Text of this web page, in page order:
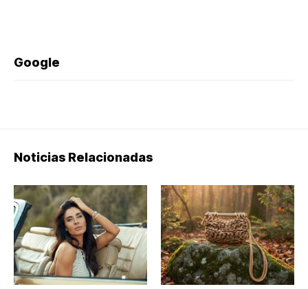
Google
Noticias Relacionadas